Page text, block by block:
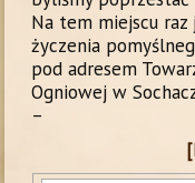
Na tem miejscu
życzenia
pod adresem
Ogniowej w
–